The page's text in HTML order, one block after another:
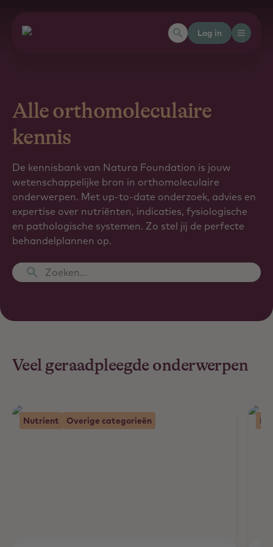
Log in
Alle orthomoleculaire
kennis
De kennisbank van Natura Foundation is jouw
wetenschappelijke bron in orthomoleculaire
onderwerpen. Met up-to-date onderzoek, advies en
expertise over nutriënten, indicaties, fysiologische
en pathologische systemen. Zo stel jij de perfecte
behandelplannen op.
Zoeken...
Veel geraadpleegde onderwerpen
Nutrient Overige categorieën